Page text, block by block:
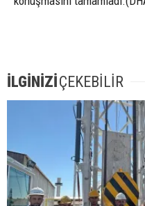
İLGİNİZİÇEKEBİLİR